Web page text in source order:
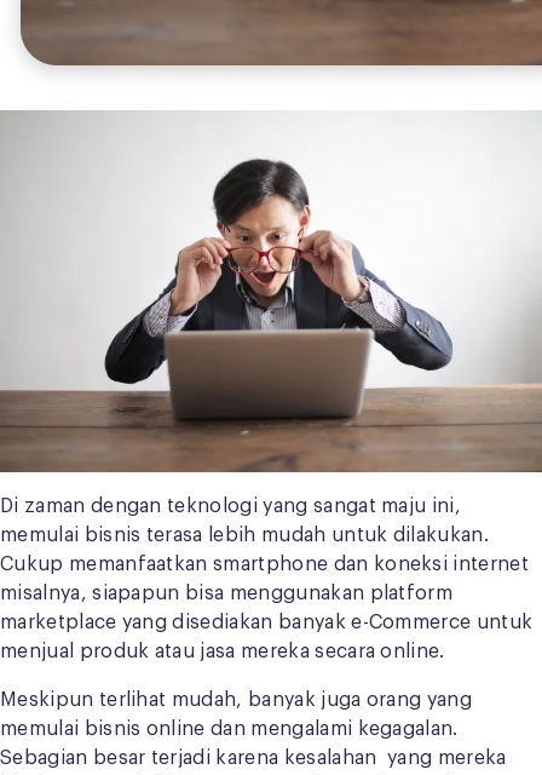
Di zaman dengan teknologi yang sangat maju ini,
memulai bisnis terasa lebih mudah untuk dilakukan.
Cukup memanfaatkan smartphone dan koneksi internet
misalnya, siapapun bisa menggunakan platform
marketplace yang disediakan banyak e-Commerce untuk
menjual produk atau jasa mereka secara online.
Meskipun terlihat mudah, banyak juga orang yang
memulai bisnis online dan mengalami kegagalan.
Sebagian besar terjadi karena kesalahan yang mereka